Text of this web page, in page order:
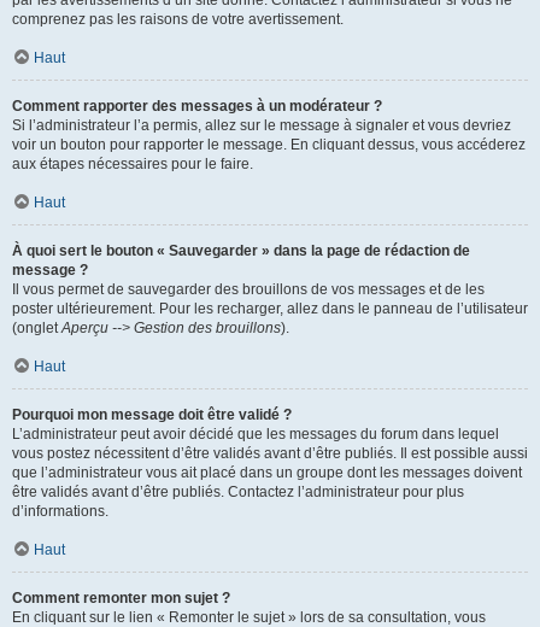
comprenez pas les raisons de votre avertissement.
Haut
Comment rapporter des messages à un modérateur ?
Si l’administrateur l’a permis, allez sur le message à signaler et vous devriez
voir un bouton pour rapporter le message. En cliquant dessus, vous accéderez
aux étapes nécessaires pour le faire.
Haut
À quoi sert le bouton « Sauvegarder » dans la page de rédaction de
message ?
Il vous permet de sauvegarder des brouillons de vos messages et de les
poster ultérieurement. Pour les recharger, allez dans le panneau de l’utilisateur
(ongletAperçu --> Gestion des brouillons).
Haut
Pourquoi mon message doit être validé ?
L’administrateur peut avoir décidé que les messages du forum dans lequel
vous postez nécessitent d’être validés avant d’être publiés. Il est possible aussi
que l’administrateur vous ait placé dans un groupe dont les messages doivent
être validés avant d’être publiés. Contactez l’administrateur pour plus
d’informations.
Haut
Comment remonter mon sujet ?
En cliquant sur le lien « Remonter le sujet » lors de sa consultation, vous